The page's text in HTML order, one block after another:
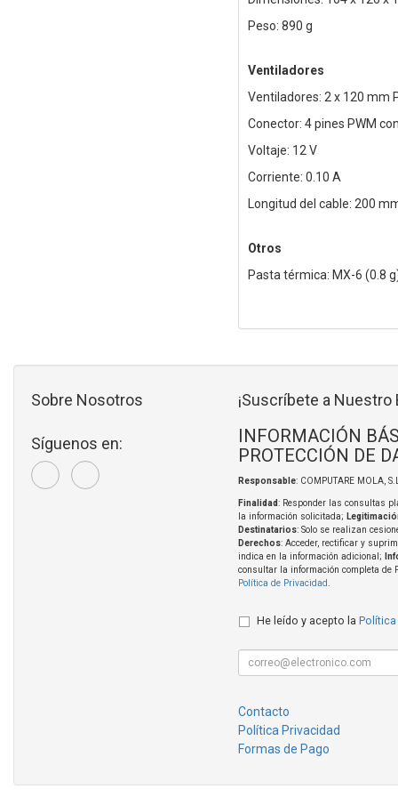
Peso: 890 g
Ventiladores
Ventiladores: 2 x 120 mm
Conector: 4 pines PWM
Voltaje: 12 V
Corriente: 0.10 A
Longitud del cable: 200
Otros
Pasta térmica: MX-6 (0.8
Sobre Nosotros
Síguenos en:
¡Suscríbete a Nuestro
INFORMACIÓN
PROTECCIÓN DE
Responsable: COMPUTARE MOLA,
Finalidad: Responder las consultas
la información solicitada;
Destinatarios: Solo se realizan
Derechos: Acceder, rectificar y
indica en la información adicional;
consultar la información completa de
Política de Privacidad
He leído y acepto la Política
Contacto
Política Privacidad
Formas de Pago